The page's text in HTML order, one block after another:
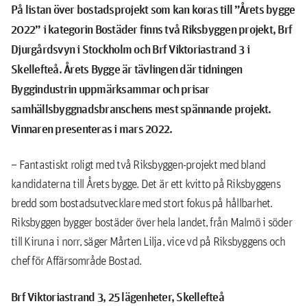
På listan över bostadsprojekt som kan koras till ”Årets bygge
2022” i kategorin Bostäder finns två Riksbyggen projekt, Brf
Djurgårdsvyn i Stockholm och Brf Viktoriastrand 3 i
Skellefteå. Årets Bygge är tävlingen där tidningen
Byggindustrin uppmärksammar och prisar
samhällsbyggnadsbranschens mest spännande projekt.
Vinnaren presenteras i mars 2022.
– Fantastiskt roligt med två Riksbyggen-projekt med bland
kandidaterna till Årets bygge. Det är ett kvitto på Riksbyggens
bredd som bostadsutvecklare med stort fokus på hållbarhet.
Riksbyggen bygger bostäder över hela landet, från Malmö i söder
till Kiruna i norr, säger Mårten Lilja, vice vd på Riksbyggens och
chef för Affärsområde Bostad.
Brf Viktoriastrand 3, 25 lägenheter, Skellefteå